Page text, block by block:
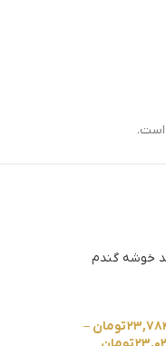
است.
خوشه گندم
تومان –